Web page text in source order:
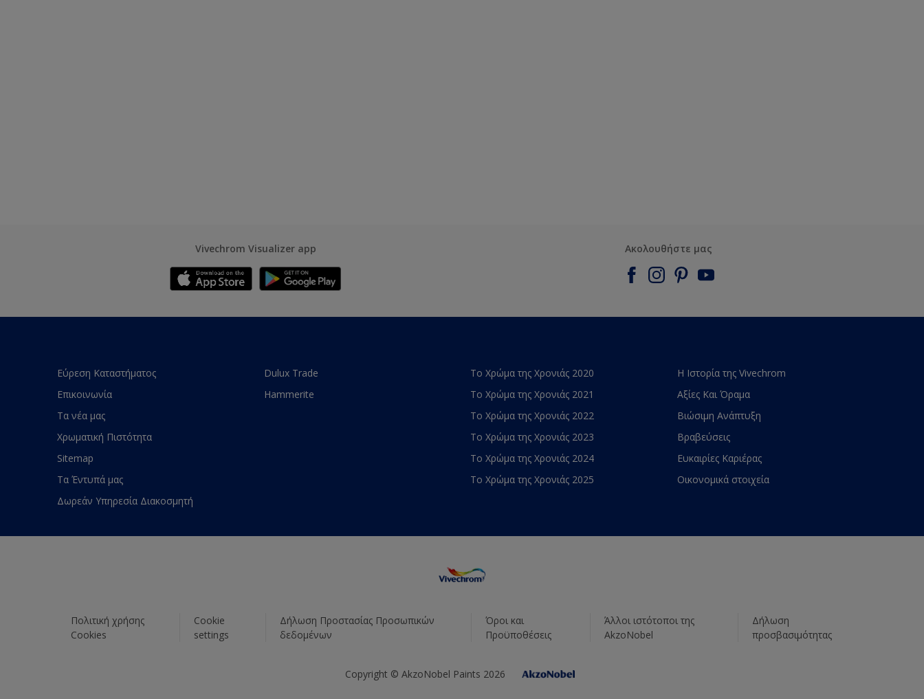
Vivechrom Visualizer app Ακολουθήστε μας
Εύρεση Καταστήματος
Επικοινωνία
Τα νέα μας
Χρωματική Πιστότητα
Sitemap
Τα Έντυπά μας
Δωρεάν Υπηρεσία Διακοσμητή
Dulux Trade
Hammerite
Το Χρώμα της Χρονιάς 2020
Το Χρώμα της Χρονιάς 2021
Το Χρώμα της Χρονιάς 2022
Το Χρώμα της Χρονιάς 2023
Το Χρώμα της Χρονιάς 2024
Το Χρώμα της Χρονιάς 2025
Η Ιστορία της Vivechrom
Αξίες Και Όραμα
Βιώσιμη Ανάπτυξη
Βραβεύσεις
Ευκαιρίες Καριέρας
Οικονομικά στοιχεία
Πολιτική χρήσης
Cookies
Cookie
settings
Δήλωση Προστασίας Προσωπικών
δεδομένων
Όροι και
Προϋποθέσεις
Άλλοι ιστότοποι της
AkzoNobel
Δήλωση
προσβασιμότητας
Copyright © AkzoNobel Paints 2026